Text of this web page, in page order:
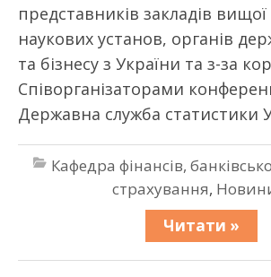
представників закладів вищої
наукових установ, органів
та бізнесу з України та з-за
Співорганізаторами
Державна служба статистики
Кафедра фінансів,
страхування,
Читати »